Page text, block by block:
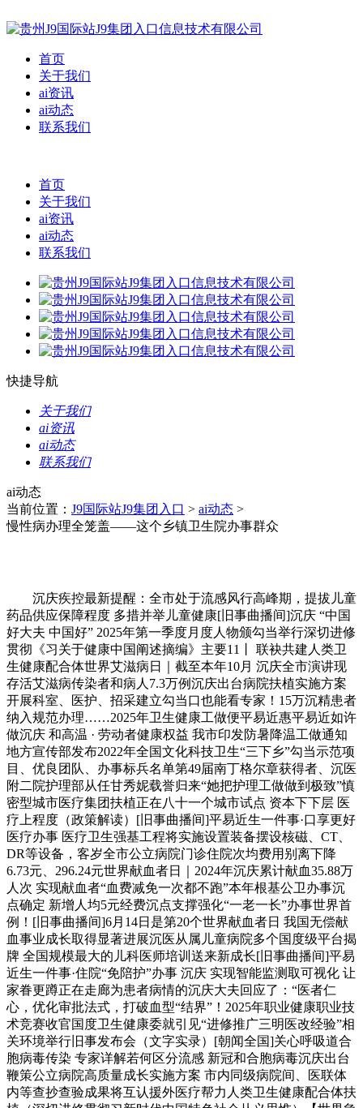
首页
关于我们
ai资讯
ai动态
联系我们
首页
关于我们
ai资讯
ai动态
联系我们
快捷导航
关于我们
ai资讯
ai动态
联系我们
ai动态
当前位置： J9国际站J9集团入口 > ai动态 >
慢性病办理全笼盖——这个乡镇卫生院办事群众
沉庆疾控最新提醒：全市处于流感风行高峰期，提拔儿童
药品供应保障程度 多措并举儿童健康[旧事曲播间]沉庆 “中国
好大夫 中国好” 2025年第一季度月度人物颁勾当举行深切进修
贯彻《习关于健康中国阐述摘编》主要11丨 联袂共建人类卫
生健康配合体世界艾滋病日｜截至本年10月 沉庆全市演讲现
存活艾滋病传染者和病人7.3万例沉庆出台病院扶植实施方案
开展科室、医护、招采建立勾当口也能看专家！15万沉精患者
纳入规范办理……2025年卫生健康工做便平易近惠平易近如许
做沉庆 和高温 · 劳动者健康权益 我市印发防暑降温工做通知
地方宣传部发布2022年全国文化科技卫生“三下乡”勾当示范项
目、优良团队、办事标兵名单第49届南丁格尔章获得者、沉医
附二院护理部从任甘秀妮载誉归来“她把护理工做做到极致”慎
密型城市医疗集团扶植正在八十一个城市试点 资本下下层 医
疗上程度（政策解读）[旧事曲播间]平易近生一件事·口享更好
医疗办事 医疗卫生强基工程将实施设置装备摆设核磁、CT、
DR等设备，客岁全市公立病院门诊住院次均费用别离下降
6.73元、296.24元世界献血者日｜2024年沉庆累计献血35.88万
人次 实现献血者“血费减免一次都不跑”本年根基公卫办事沉
点确定 新增人均5元经费沉点支撑强化“一老一长”办事世界首
例！[旧事曲播间]6月14日是第20个世界献血者日 我国无偿献
血事业成长取得显著进展沉医从属儿童病院多个国度级平台揭
牌 全国规模最大的儿科医师培训送来新成长[旧事曲播间]平易
近生一件事·住院“免陪护”办事 沉庆 实现智能监测取可视化 让
家眷更蹲正在走廊为患者病情的沉庆大夫回应了：“医者仁
心，优化审批法式，打破血型“结界”！2025年职业健康职业技
术竞赛收官国度卫生健康委就引见“进修推广三明医改经验”相
关环境举行旧事发布会（文字实录）[朝闻全国]关心呼吸道合
胞病毒传染 专家详解若何区分流感 新冠和合胞病毒沉庆出台
鞭策公立病院高质量成长实施方案 市内同级病院间、医联体
内等查抄查验成果将互认援外医疗帮力人类卫生健康配合体扶